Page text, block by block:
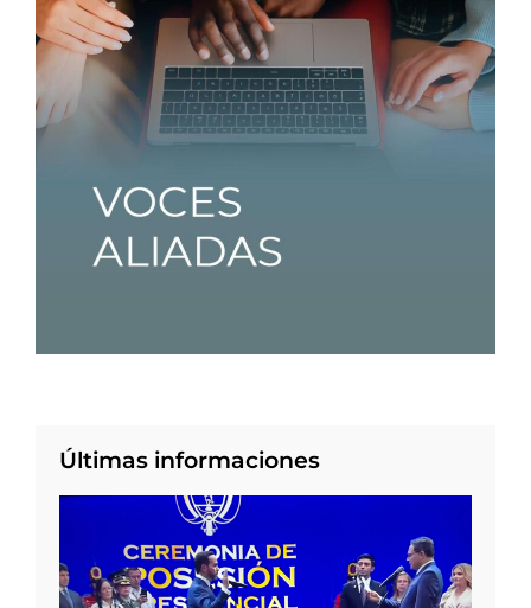
Últimas informaciones